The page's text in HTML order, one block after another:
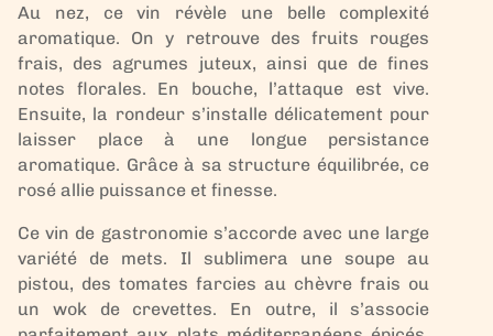
Au nez, ce vin révèle une belle complexité
aromatique. On y retrouve des fruits rouges
frais, des agrumes juteux, ainsi que de fines
notes florales. En bouche, l’attaque est vive.
Ensuite, la rondeur s’installe délicatement pour
laisser place à une longue persistance
aromatique. Grâce à sa structure équilibrée, ce
rosé allie puissance et finesse.
Ce vin de gastronomie s’accorde avec une large
variété de mets. Il sublimera une soupe au
pistou, des tomates farcies au chèvre frais ou
un wok de crevettes. En outre, il s’associe